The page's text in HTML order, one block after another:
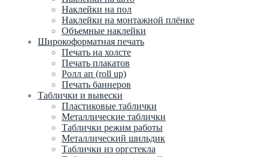
Наклейки на пол
Наклейки на монтажной плёнке
Объемные наклейки
Широкоформатная печать
Печать на холсте
Печать плакатов
Ролл ап (roll up)
Печать баннеров
Таблички и вывески
Пластиковые таблички
Металлические таблички
Таблички режим работы
Металлический шильдик
Таблички из оргстекла